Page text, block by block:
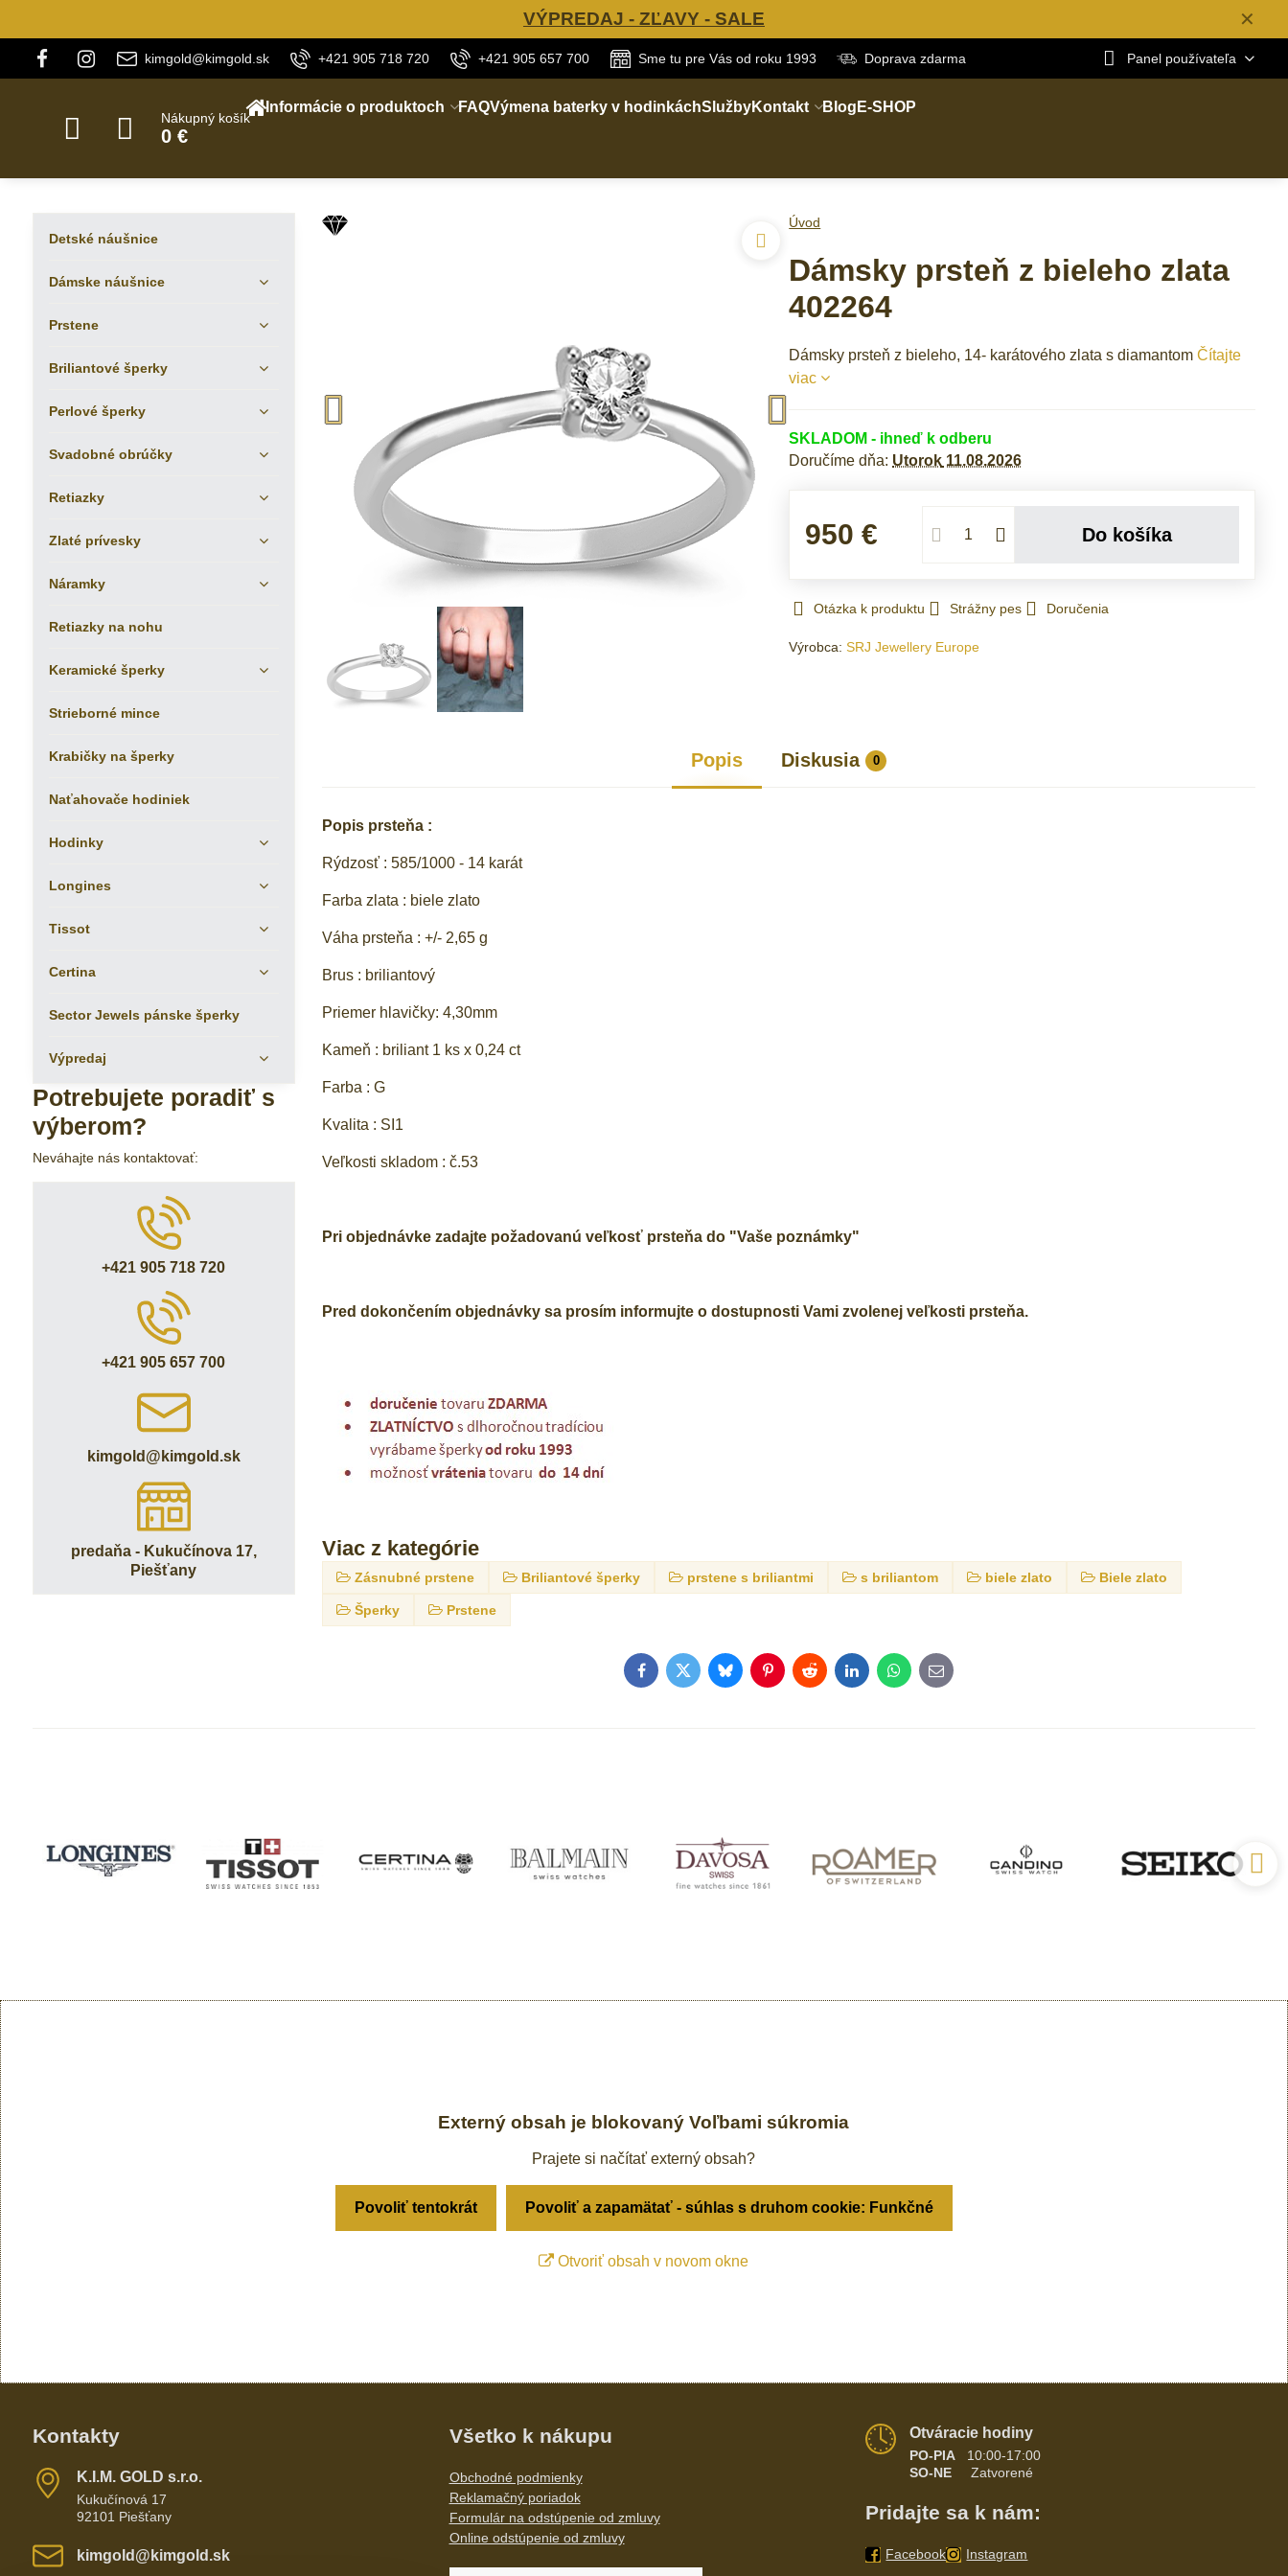
✕
VÝPREDAJ - ZĽAVY - SALE
kimgold@kimgold.sk +421 905 718 720 +421 905 657 700 Sme tu pre Vás od roku 1993 Doprava zdarma Panel používateľa
Nákupný košík
0 €
Informácie o produktoch FAQVýmena baterky v hodinkáchSlužbyKontakt Blog E-SHOP
Úvod
Dámsky prsteň z bieleho zlata
402264
Dámsky prsteň z bieleho, 14- karátového zlata s diamantomČítajte
viac
SKLADOM - ihneď k odberu
Doručíme dňa: Utorok 11.08.2026
950 € Do košíka
Otázka k produktu Strážny pes Doručenia
Výrobca:SRJ Jewellery Europe
Popis Diskusia 0
Popis prsteňa :
Rýdzosť : 585/1000 - 14 karát
Farba zlata : biele zlato
Váha prsteňa : +/- 2,65 g
Brus : briliantový
Priemer hlavičky: 4,30mm
Kameň : briliant 1 ks x 0,24 ct
Farba : G
Kvalita : SI1
Veľkosti skladom : č.53
Pri objednávke zadajte požadovanú veľkosť prsteňa do "Vaše poznámky"
Pred dokončením objednávky sa prosím informujte o dostupnosti Vami zvolenej veľkosti prsteňa.
Viac z kategórie
Zásnubné prstene Briliantové šperky prstene s briliantmi s briliantom biele zlato Biele zlato
Šperky Prstene
FacebookTwitterBlueskyPinterestRedditLinkedInWhatsApp
E-
mail
Detské náušnice
Dámske náušnice
Prstene
Briliantové šperky
Perlové šperky
Svadobné obrúčky
Retiazky
Zlaté prívesky
Náramky
Retiazky na nohu
Keramické šperky
Strieborné mince
Krabičky na šperky
Naťahovače hodiniek
Hodinky
Longines
Tissot
Certina
Sector Jewels pánske šperky
Výpredaj
Potrebujete poradiť s
výberom?
Neváhajte nás kontaktovať:
+421 905 718 720
+421 905 657 700
kimgold​@kimgold​.sk
predaňa - Kukučínova 17,
Piešťany
Externý obsah je blokovaný Voľbami súkromia
Prajete si načítať externý obsah?
Povoliť tentokrát Povoliť a zapamätať - súhlas s druhom cookie: Funkčné
Otvoriť obsah v novom okne
Kontakty
K​​.I​​.M​​. GOLD s​​.r​​.o​​.
Kukučínová 17
92101 Piešťany
kimgold​@kimgold​.sk
Všetko k nákupu
Obchodné podmienky
Reklamačný poriadok
Formulár na odstúpenie od zmluvy
Online odstúpenie od zmluvy
Otváracie hodiny
PO-PIA
10:00-17:00
SO-NE Zatvorené
Pridajte sa k nám:
Facebook Instagram